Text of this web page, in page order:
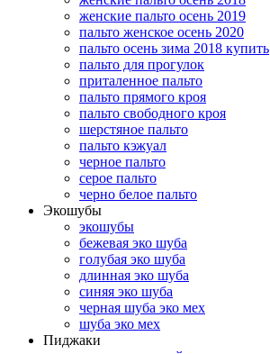
женские пальто осень 2019
пальто женское осень 2020
пальто осень зима 2018 купить
пальто для прогулок
приталенное пальто
пальто прямого кроя
пальто свободного кроя
шерстяное пальто
пальто кэжуал
черное пальто
серое пальто
черно белое пальто
Экошубы
экошубы
бежевая эко шуба
голубая эко шуба
длинная эко шуба
синяя эко шуба
черная шуба эко мех
шуба эко мех
Пиджаки